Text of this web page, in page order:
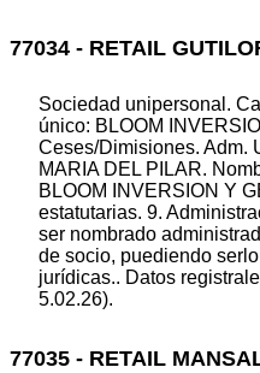
77034 - RETAIL
Sociedad unipersonal.
único: BLOOM
Ceses/Dimisiones. Adm.
MARIA DEL PILAR.
BLOOM INVERSION Y
estatutarias. 9.
ser nombrado
de socio, puediendo
jurídicas.. Datos
5.02.26).
77035 - RETAIL